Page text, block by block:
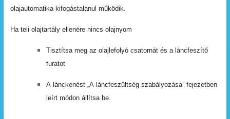
olajautomatika kifogástalanul működik.
Ha teli olajtartály ellenére nincs olajnyom
Tisztítsa meg az olajlefolyó csatornát és a láncfeszítő
furatot
A lánckenést „A láncfeszültség szabályozása” fejezetben
leírt módon állítsa be.